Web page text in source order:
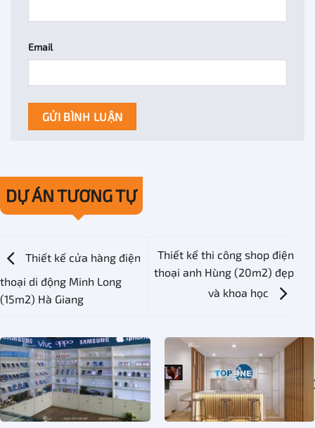
Email
DỰ ÁN TƯƠNG TỰ
Thiết kế cửa hàng điện
thoại di động Minh Long
(15m2) Hà Giang
Thiết kế thi công shop điện
thoại anh Hùng (20m2) đẹp
và khoa học